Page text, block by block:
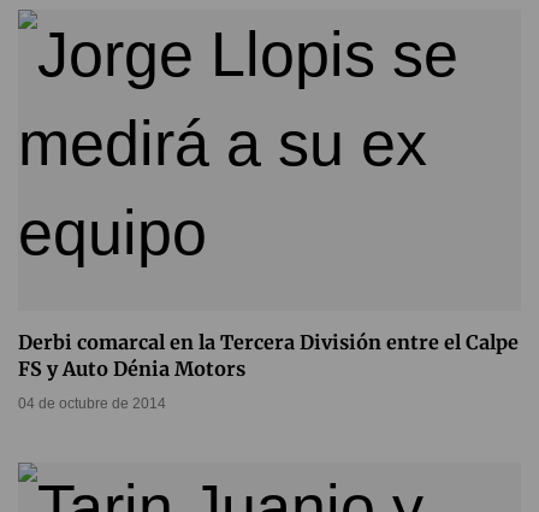
Derbi comarcal en la Tercera División entre el Calpe
FS y Auto Dénia Motors
04 de octubre de 2014